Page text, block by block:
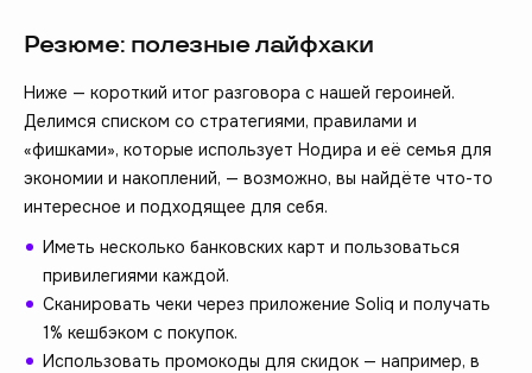
Резюме: полезные лайфхаки
Ниже — короткий итог разговора с нашей героиней.
Делимся списком со стратегиями, правилами и
«фишками», которые использует Нодира и её семья для
экономии и накоплений, — возможно, вы найдёте что-то
интересное и подходящее для себя.
Иметь несколько банковских карт и пользоваться
привилегиями каждой.
Сканировать чеки через приложение Soliq и получать
1% кешбэком с покупок.
Использовать промокоды для скидок — например, в